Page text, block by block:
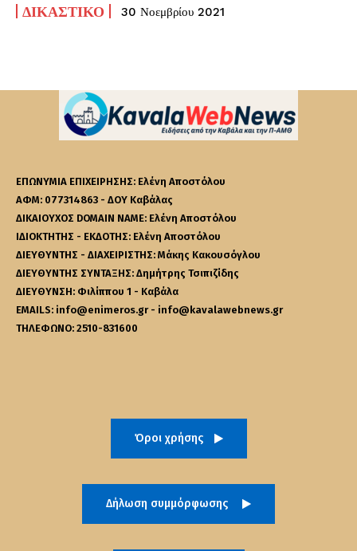
ΔΙΚΑΣΤΙΚΌ 30 Νοεμβρίου 2021
ΕΠΩΝΥΜΙΑ ΕΠΙΧΕΙΡΗΣΗΣ: Ελένη Αποστόλου
ΑΦΜ: 077314863 - ΔΟΥ Καβάλας
ΔΙΚΑΙΟΥΧΟΣ DOMAIN NAME: Ελένη Αποστόλου
ΙΔΙΟΚΤΗΤΗΣ - ΕΚΔΟΤΗΣ: Ελένη Αποστόλου
ΔΙΕΥΘΥΝΤΗΣ - ΔΙΑΧΕΙΡΙΣΤΗΣ: Μάκης Κακουσόγλου
ΔΙΕΥΘΥΝΤΗΣ ΣΥΝΤΑΞΗΣ: Δημήτρης Τσιπιζίδης
ΔΙΕΥΘΥΝΣΗ: Φιλίππου 1 - Καβάλα
EMAILS: info@enimeros.gr - info@kavalawebnews.gr
ΤΗΛΕΦΩΝΟ: 2510-831600
Όροι χρήσης
Δήλωση συμμόρφωσης